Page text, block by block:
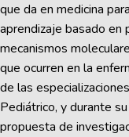
que da en medicina
aprendizaje basado en
mecanismos
que ocurren en la
de las
Pediátrico, y durante
propuesta de